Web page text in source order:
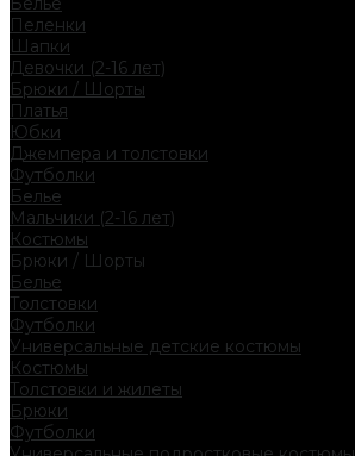
Пеленки
Шапки
Девочки (2-16 лет)
Брюки / Шорты
Платья
Юбки
Джемпера и толстовки
Футболки
Белье
Мальчики (2-16 лет)
Костюмы
Брюки / Шорты
Белье
Толстовки
Футболки
Универсальные детские костюмы
Костюмы
Толстовки и жилеты
Брюки
Футболки